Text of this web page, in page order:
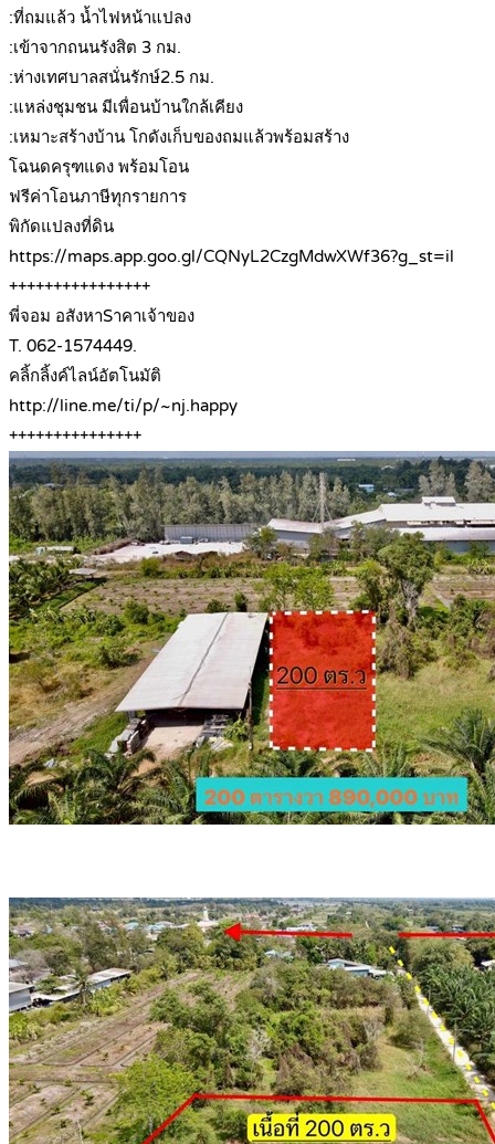
:ที่ถมแล้ว น้ำไฟหน้าแปลง
:เข้าจากถนนรังสิต 3 กม.
:ห่างเทศบาลสนั่นรักษ์2.5 กม.
:แหล่งชุมชน มีเพื่อนบ้านใกล้เคียง
:เหมาะสร้างบ้าน โกดังเก็บของถมแล้วพร้อมสร้าง
โฉนดครุฑแดง พร้อมโอน
ฟรีค่าโอนภาษีทุกรายการ
พิกัดแปลงที่ดิน
https://maps.app.goo.gl/CQNyL2CzgMdwXWf36?g_st=il
++++++++++++++++
พี่จอม อสังหาSาคาเจ้าของ
T. 062-1574449.
คลิ้กลิ้งค์ไลน์อัตโนมัติ
http://line.me/ti/p/~nj.happy
+++++++++++++++